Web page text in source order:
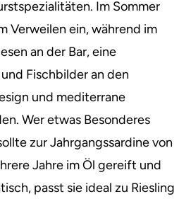
Im Sommer
Verweilen ein, während im
an der Bar, eine
Fischbilder an den
und mediterrane
Wer etwas Besonderes
zur Jahrgangssardine von
Jahre im Öl gereift und
passt sie ideal zu Riesling